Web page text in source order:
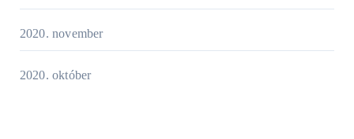
2020. november
2020. október